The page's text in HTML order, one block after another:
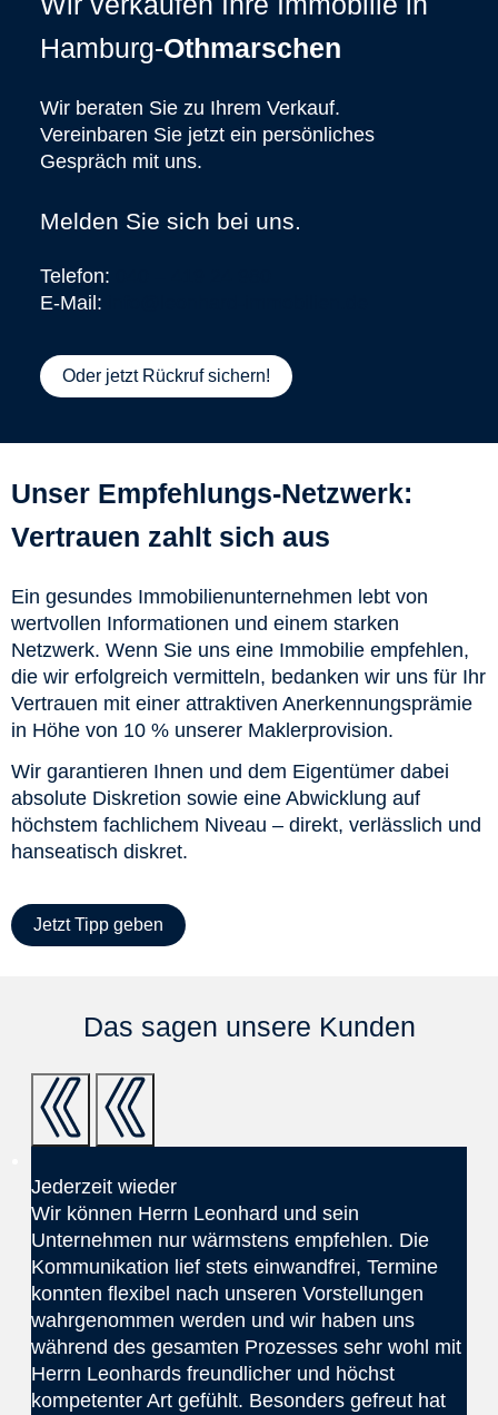
Hamburg-Othmarschen
Wir beraten Sie zu Ihrem Verkauf.
Vereinbaren Sie jetzt ein persönliches
Gespräch mit uns.
Melden Sie sich bei uns.
Telefon:
E-Mail:
Oder jetzt Rückruf sichern!
Unser Empfehlungs-Netzwerk:
Vertrauen zahlt sich aus
Ein gesundes Immobilienunternehmen lebt von
wertvollen Informationen und einem starken
Netzwerk. Wenn Sie uns eine Immobilie empfehlen,
die wir erfolgreich vermitteln, bedanken wir uns für Ihr
Vertrauen mit einer attraktiven Anerkennungsprämie
in Höhe von 10 % unserer Maklerprovision.
Wir garantieren Ihnen und dem Eigentümer dabei
absolute Diskretion sowie eine Abwicklung auf
höchstem fachlichem Niveau – direkt, verlässlich und
hanseatisch diskret.
Jetzt Tipp geben
Das sagen unsere Kunden
Jederzeit wieder
Wir können Herrn Leonhard und sein
Unternehmen nur wärmstens empfehlen. Die
Kommunikation lief stets einwandfrei, Termine
konnten flexibel nach unseren Vorstellungen
wahrgenommen werden und wir haben uns
während des gesamten Prozesses sehr wohl mit
Herrn Leonhards freundlicher und höchst
kompetenter Art gefühlt. Besonders gefreut hat